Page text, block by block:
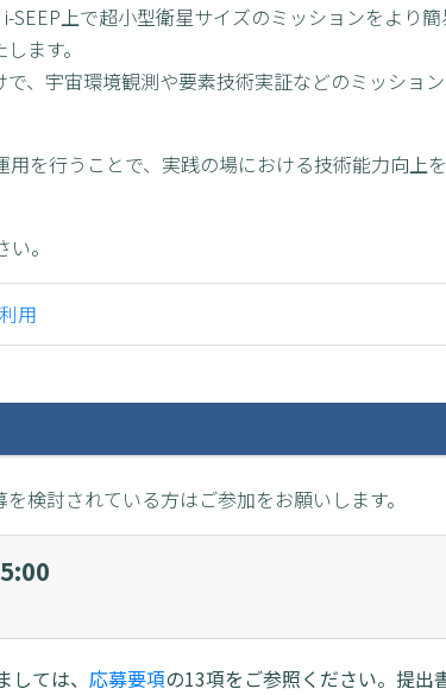
SEEP上で超小型衛星サイズのミッションをより
ます。
、宇宙環境観測や要素技術実証などのミッショ
を行うことで、実践の場における技術能力向上
。
用
検討されている方はご参加をお願いします。
ては、 応募要項の13項をご参照ください。提出